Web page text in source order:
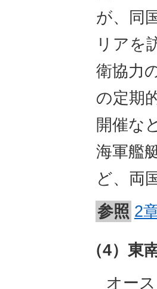
が、同
リアを
衛協力
の定期
開催な
海軍艦
ど、両
参照 2
（4）東
オー